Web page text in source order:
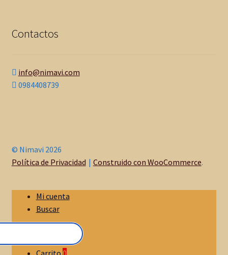
Contactos
info@nimavi.com
0984408739
© Nimavi 2026
Política de Privacidad
Construido con WooCommerce.
Mi cuenta
Buscar
Carrito 0